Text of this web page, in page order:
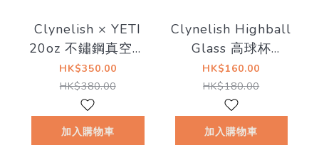
Clynelish × YETI
20oz 不鏽鋼真空保
溫杯（酒廠限定聯
名）
HK$350.00
HK$380.00
加入購物車
Clynelish Highball
Glass 高球杯
(Distillery
Merchandise)
HK$160.00
HK$180.00
加入購物車